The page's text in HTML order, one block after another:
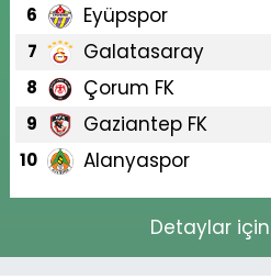
6 Eyüpspor
7 Galatasaray
8 Çorum FK
9 Gaziantep FK
10 Alanyaspor
Detaylar için